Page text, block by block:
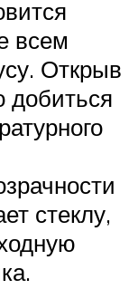
всем
Открыв
добиться
стеклу,